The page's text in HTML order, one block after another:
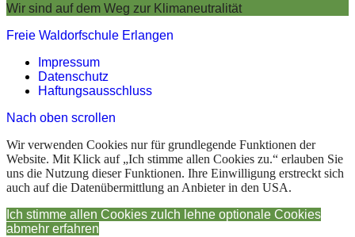
Wir sind auf dem Weg zur Klimaneutralität
Freie Waldorfschule Erlangen
Impressum
Datenschutz
Haftungsausschluss
Nach oben scrollen
Wir verwenden Cookies nur für grundlegende Funktionen der
Website. Mit Klick auf „Ich stimme allen Cookies zu.“ erlauben Sie
uns die Nutzung dieser Funktionen. Ihre Einwilligung erstreckt sich
auch auf die Datenübermittlung an Anbieter in den USA.
Ich stimme allen Cookies zu Ich lehne optionale Cookies
abmehr erfahren